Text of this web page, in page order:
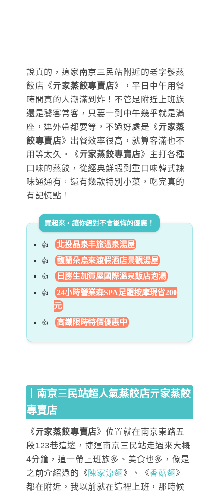
說真的，這家南京三民站附近的老字號蒸
餃店《亓家蒸餃專賣店》，平日中午用餐
時間真的人潮滿到炸！不管是附近上班族
還是饕客常客，只要一到中午幾乎就是滿
座，連外帶都要等，不過好處是《亓家蒸
餃專賣店》出餐效率很高，就算客滿也不
用等太久。《亓家蒸餃專賣店》主打各種
口味的蒸餃，從經典鮮蝦到重口味韓式辣
味通通有，還有幾款特別小菜，吃完真的
有記憶點！
買起來，讓你絕對不會後悔的優惠！
北投晶泉丰旅溫泉湯屋
馥蘭朵烏來渡假酒店景觀湯屋
日勝生加賀屋國際溫泉飯店泡湯
24小時營業森SPA足體按摩現省200
元
高鐵限時特價優惠中
｜南京三民站超人氣蒸餃店亓家蒸餃
專賣店
《亓家蒸餃專賣店》位置就在南京東路五
段123巷這邊，捷運南京三民站走過來大概
4分鐘，這一帶上班族多、美食也多，像是
之前介紹過的《 陳家涼麵》、《香菇麵》
都在附近。我以前就在這裡上班，那時候